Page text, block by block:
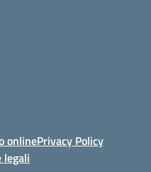
onlinePrivacy Policy
legali